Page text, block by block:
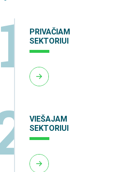
1
PRIVAČIAM
SEKTORIUI
VIEŠAJAM
SEKTORIUI